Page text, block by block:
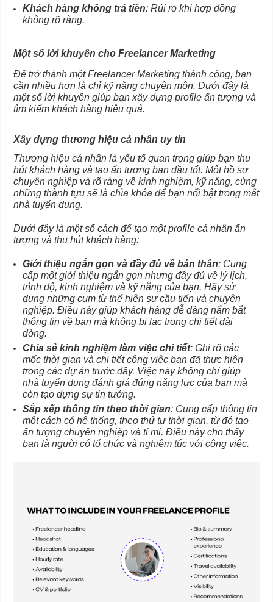
Khách hàng không trả tiền: Rủi ro khi hợp đồng
không rõ ràng.
Một số lời khuyên cho Freelancer Marketing
Để trở thành một Freelancer Marketing thành công, bạn
cần nhiều hơn là chỉ kỹ năng chuyên môn. Dưới đây là
một số lời khuyên giúp bạn xây dựng profile ấn tượng và
tìm kiếm khách hàng hiệu quả.
Xây dựng thương hiệu cá nhân uy tín
Thương hiệu cá nhân là yếu tố quan trọng giúp bạn thu
hút khách hàng và tạo ấn tượng ban đầu tốt. Một hồ sơ
chuyên nghiệp và rõ ràng về kinh nghiệm, kỹ năng, cùng
những thành tựu sẽ là chìa khóa để bạn nổi bật trong mắt
nhà tuyển dụng.
Dưới đây là một số cách để tạo một profile cá nhân ấn
tượng và thu hút khách hàng:
Giới thiệu ngắn gọn và đầy đủ về bản thân: Cung
cấp một giới thiệu ngắn gọn nhưng đầy đủ về lý lịch,
trình độ, kinh nghiệm và kỹ năng của bạn. Hãy sử
dụng những cụm từ thể hiện sự cầu tiến và chuyên
nghiệp. Điều này giúp khách hàng dễ dàng nắm bắt
thông tin về bạn mà không bị lạc trong chi tiết dài
dòng.
Chia sẻ kinh nghiệm làm việc chi tiết: Ghi rõ các
mốc thời gian và chi tiết công việc bạn đã thực hiện
trong các dự án trước đây. Việc này không chỉ giúp
nhà tuyển dụng đánh giá đúng năng lực của bạn mà
còn tạo dựng sự tin tưởng.
Sắp xếp thông tin theo thời gian: Cung cấp thông tin
một cách có hệ thống, theo thứ tự thời gian, từ đó tạo
ấn tượng chuyên nghiệp và tỉ mỉ. Điều này cho thấy
bạn là người có tổ chức và nghiêm túc với công việc.